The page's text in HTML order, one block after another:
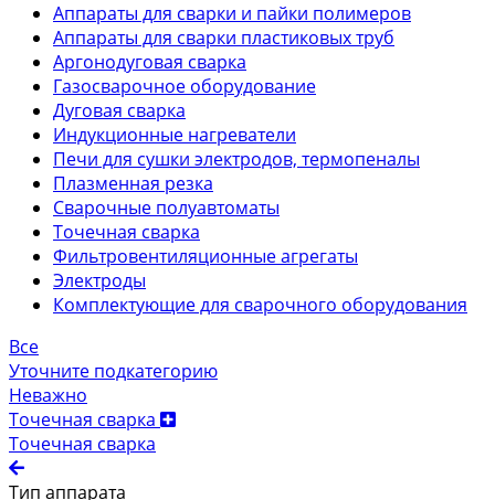
Аппараты для сварки и пайки полимеров
Аппараты для сварки пластиковых труб
Аргонодуговая сварка
Газосварочное оборудование
Дуговая сварка
Индукционные нагреватели
Печи для сушки электродов, термопеналы
Плазменная резка
Сварочные полуавтоматы
Точечная сварка
Фильтровентиляционные агрегаты
Электроды
Комплектующие для сварочного оборудования
Все
Уточните подкатегорию
Неважно
Точечная сварка
Точечная сварка
Тип аппарата